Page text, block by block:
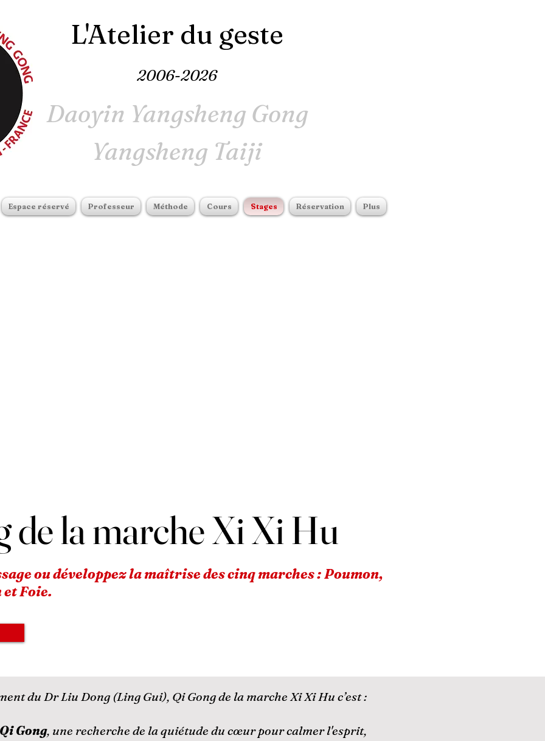
L'Atelier du geste
2006-2026
Daoyin Yangsheng Gong
Yangsheng Taiji
Espace réservé Professeur Méthode Cours Stages Réservation Plus
de la marche Xi Xi Hu
ou développez la maîtrise des cinq marches : Poumon,
et Foie.
du Dr Liu Dong (Ling Gui), Qi Gong de la marche Xi Xi Hu c’est :
Gong, une recherche de la quiétude du cœur pour calmer l'esprit,